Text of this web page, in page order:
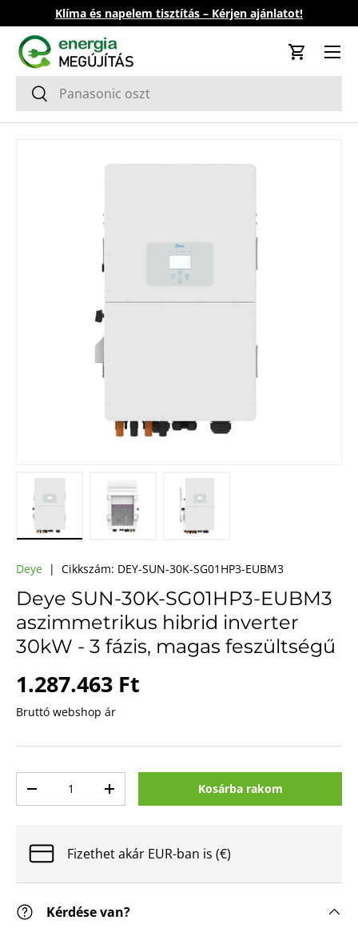
Ugrás a tartalomhoz
Klíma és napelem tisztítás – Kérjen ajánlatot!
Keresés
Keresés
Kosár
Tovább a termék információkhoz
Deye | Cikkszám: DEY-SUN-30K-SG01HP3-EUBM3
Deye SUN-30K-SG01HP3-EUBM3
aszimmetrikus hibrid inverter
30kW - 3 fázis, magas feszültségű
Webes ár
1.287.463 Ft
Bruttó webshop ár
Mennyiség csökkentéseMennyiség növeléseKosárba rakom
Fizethet akár EUR-ban is (€)
Kérdése van?